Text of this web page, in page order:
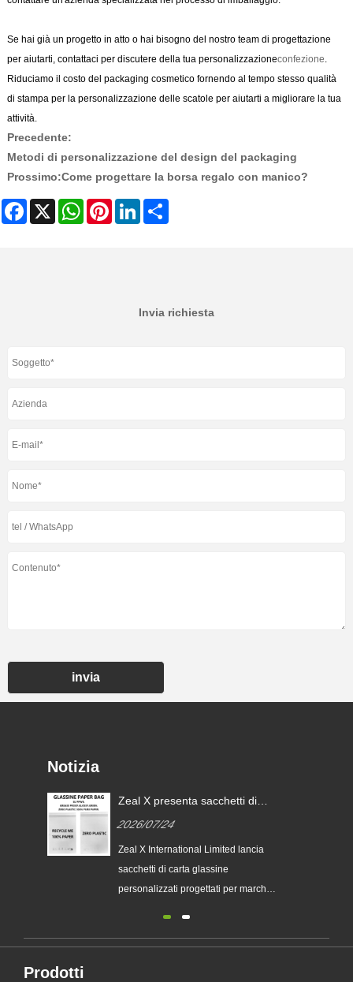
Se hai già un progetto in atto o hai bisogno del nostro team di progettazione
per aiutarti, contattaci per discutere della tua personalizzazioneconfezione.
Riduciamo il costo del packaging cosmetico fornendo al tempo stesso qualità
di stampa per la personalizzazione delle scatole per aiutarti a migliorare la tua
attività.
Precedente:
Metodi di personalizzazione del design del packaging
Prossimo:Come progettare la borsa regalo con manico?
Facebook
X WhatsAppPinterestLinkedIn
Invia richiesta
invia
Notizia
Zeal X presenta sacchetti di
per imballaggi sostenibili e
conformità PPWR UE
2026/07/24
Zeal X International Limited lancia
sacchetti di carta glassine
personalizzati progettati per marchi
supporta le tendenze degli
Prodotti